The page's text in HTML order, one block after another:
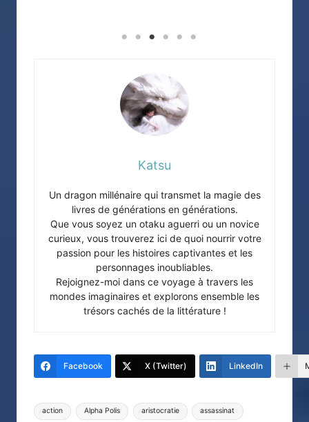
Katsu
Un dragon millénaire qui transmet la magie des
livres de générations en générations.
Que vous soyez un otaku aguerri ou un novice
curieux, vous trouverez ici de quoi nourrir votre
passion pour les histoires captivantes et les
personnages inoubliables.
Rejoignez-moi dans ce voyage à travers les
mondes imaginaires et explorons ensemble les
trésors cachés de la littérature !
Facebook X (Twitter) LinkedIn
Tags:
action Alpha Polis aristocratie assassinat